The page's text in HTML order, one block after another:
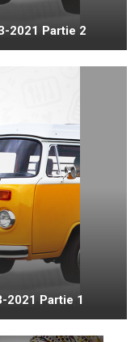
2021 Partie 2
2021 Partie 1